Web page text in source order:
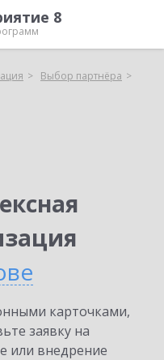
8
Выбор партнёра
карточками,
заявку на
или внедрение